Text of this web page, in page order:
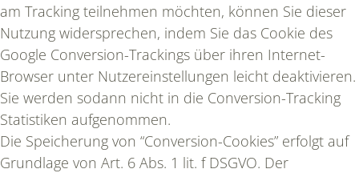
am Tracking teilnehmen möchten, können Sie dieser
Nutzung widersprechen, indem Sie das Cookie des
Google Conversion-Trackings über ihren Internet-
Browser unter Nutzereinstellungen leicht deaktivieren.
Sie werden sodann nicht in die Conversion-Tracking
Statistiken aufgenommen.
Die Speicherung von “Conversion-Cookies” erfolgt auf
Grundlage von Art. 6 Abs. 1 lit. f DSGVO. Der